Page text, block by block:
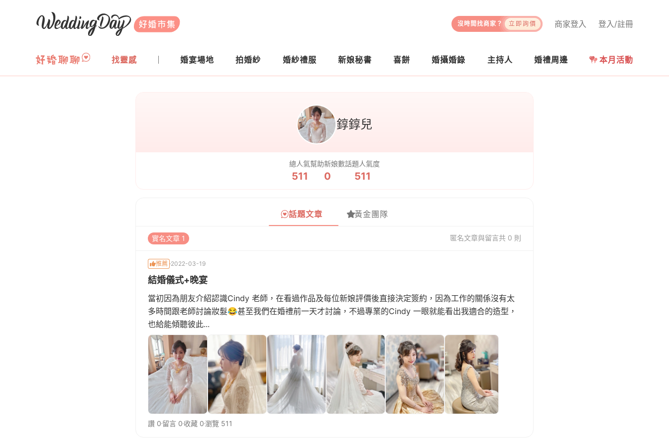
WeddingDay 好婚市集
登入/註冊
商家登入
沒時間找商家？ 立即詢價
找靈感 婚宴場地 拍婚紗 婚紗禮服 新娘秘書 喜餅 婚攝婚錄 主持人 婚禮周邊 本月活動
錞錞兒
總人氣
511
幫助新娘數
0
話題人氣度
511
話題文章 黃金團隊
實名文章 1 匿名文章與留言共 0 則
推薦 2022-03-19
結婚儀式+晚宴
當初因為朋友介紹認識Cindy 老師，在看過作品及每位新娘評價後直接決定簽約，因為工作的關係沒有太
多時間跟老師討論妝髮😂甚至我們在婚禮前一天才討論，不過專業的Cindy 一眼就能看出我適合的造型，
也給能傾聽彼此...
讚 0 留言 0 收藏 0瀏覽 511